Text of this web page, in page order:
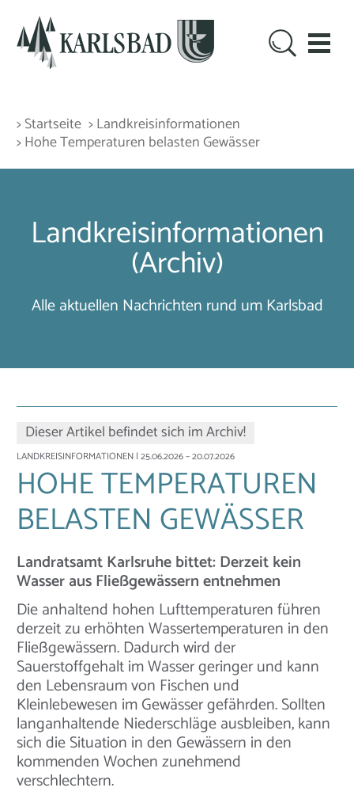
> Startseite > Landkreisinformationen
> Hohe Temperaturen belasten Gewässer
Landkreisinformationen
(Archiv)
Alle aktuellen Nachrichten rund um Karlsbad
Dieser Artikel befindet sich im Archiv!
LANDKREISINFORMATIONEN | 25.06.2026 – 20.07.2026
HOHE TEMPERATUREN
BELASTEN GEWÄSSER
Landratsamt Karlsruhe bittet: Derzeit kein
Wasser aus Fließgewässern entnehmen
Die anhaltend hohen Lufttemperaturen führen
derzeit zu erhöhten Wassertemperaturen in den
Fließgewässern. Dadurch wird der
Sauerstoffgehalt im Wasser geringer und kann
den Lebensraum von Fischen und
Kleinlebewesen im Gewässer gefährden. Sollten
langanhaltende Niederschläge ausbleiben, kann
sich die Situation in den Gewässern in den
kommenden Wochen zunehmend
verschlechtern.